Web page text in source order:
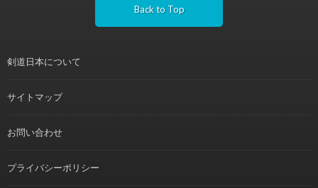
Back to Top
剣道日本について
サイトマップ
お問い合わせ
プライバシーポリシー